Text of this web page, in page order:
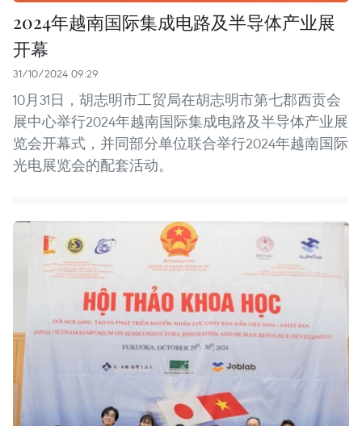
2024年越南国际集成电路及半导体产业展
开幕
31/10/2024 09:29
10月31日，胡志明市工贸局在胡志明市第七郡西贡会
展中心举行2024年越南国际集成电路及半导体产业展
览会开幕式，并同部分单位联合举行2024年越南国际
光电展览会的配套活动。